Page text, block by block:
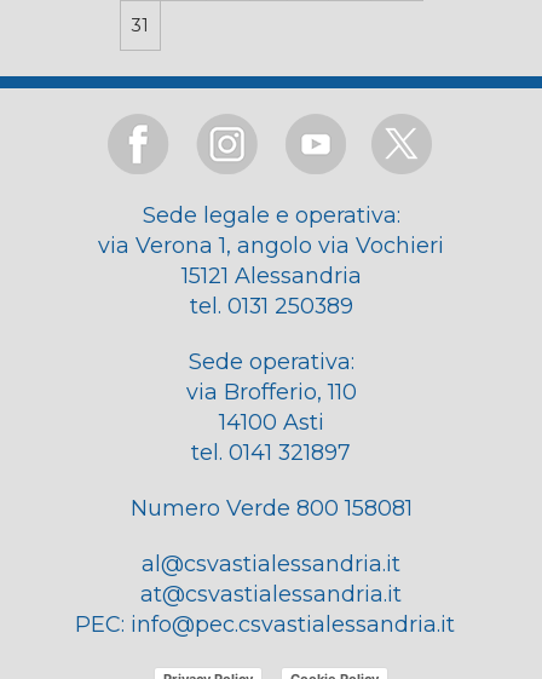
31
Sede legale e operativa:
via Verona 1, angolo via Vochieri
15121 Alessandria
tel. 0131 250389
Sede operativa:
via Brofferio, 110
14100 Asti
tel. 0141 321897
Numero Verde 800 158081
al@csvastialessandria.it
at@csvastialessandria.it
PEC: info@pec.csvastialessandria.it